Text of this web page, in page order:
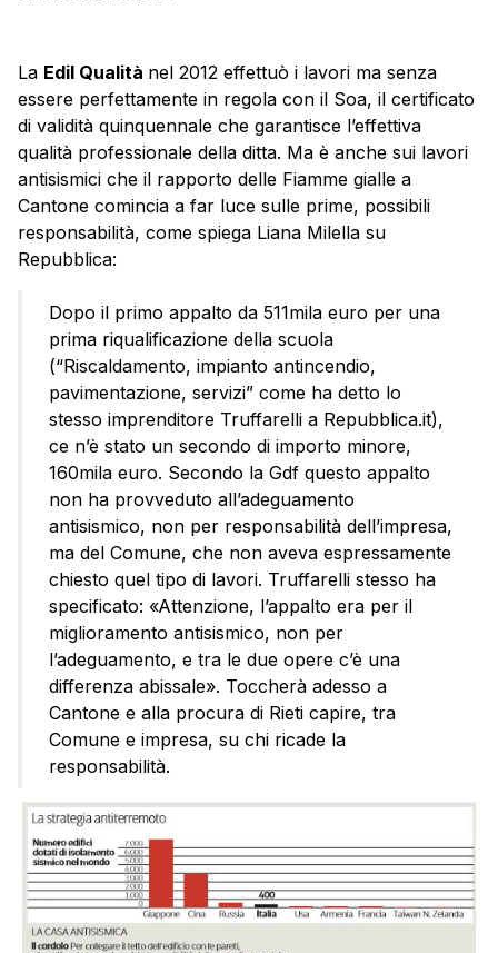
La Edil Qualità nel 2012 effettuò i lavori ma senza
essere perfettamente in regola con il Soa, il certificato
di validità quinquennale che garantisce l’effettiva
qualità professionale della ditta. Ma è anche sui lavori
antisismici che il rapporto delle Fiamme gialle a
Cantone comincia a far luce sulle prime, possibili
responsabilità, come spiega Liana Milella su
Repubblica:
Dopo il primo appalto da 511mila euro per una
prima riqualificazione della scuola
(“Riscaldamento, impianto antincendio,
pavimentazione, servizi” come ha detto lo
stesso imprenditore Truffarelli a Repubblica.it),
ce n’è stato un secondo di importo minore,
160mila euro. Secondo la Gdf questo appalto
non ha provveduto all’adeguamento
antisismico, non per responsabilità dell’impresa,
ma del Comune, che non aveva espressamente
chiesto quel tipo di lavori. Truffarelli stesso ha
specificato: «Attenzione, l’appalto era per il
miglioramento antisismico, non per
l’adeguamento, e tra le due opere c’è una
differenza abissale». Toccherà adesso a
Cantone e alla procura di Rieti capire, tra
Comune e impresa, su chi ricade la
responsabilità.